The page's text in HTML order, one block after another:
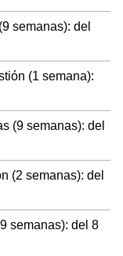
semanas): del
(1 semana):
(9 semanas): del
(2 semanas): del
semanas): del 8